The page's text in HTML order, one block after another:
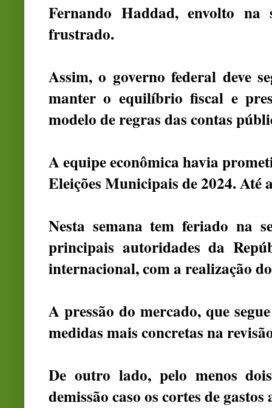
Fernando Haddad, envolto na
frustrado.
Assim, o governo federal deve
manter o equilíbrio fiscal e
modelo de regras das contas
A equipe econômica havia
Eleições Municipais de 2024. Até
Nesta semana tem feriado na
principais autoridades da
internacional, com a realização
A pressão do mercado, que
medidas mais concretas na
De outro lado, pelo menos
demissão caso os cortes de